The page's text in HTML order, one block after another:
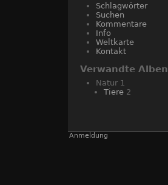
Schlagwörter
Suchen
Kommentare
Info
Weltkarte
Kontakt
Verwandte Alben
Natur 1
Tiere 2
Anmeldung